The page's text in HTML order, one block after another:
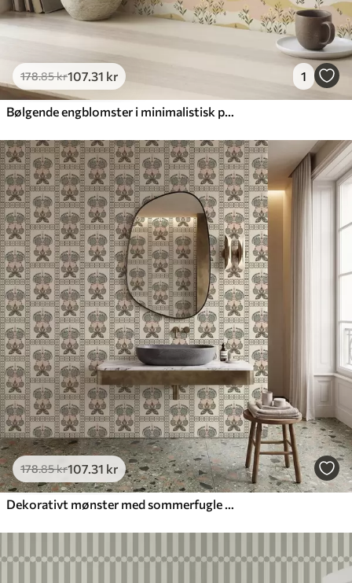
178.85kr107.31 kr 1
Bølgende engblomster i minimalistisk pastelstil
178.85kr107.31 kr
Dekorativt mønster med sommerfugle og blomster